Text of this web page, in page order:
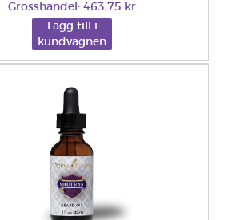
Grosshandel: 463,75 kr
Lägg till i
kundvagnen